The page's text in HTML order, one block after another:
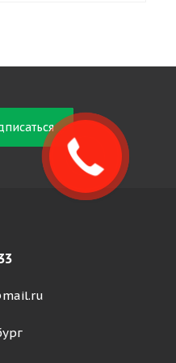
Закажите
звонок!